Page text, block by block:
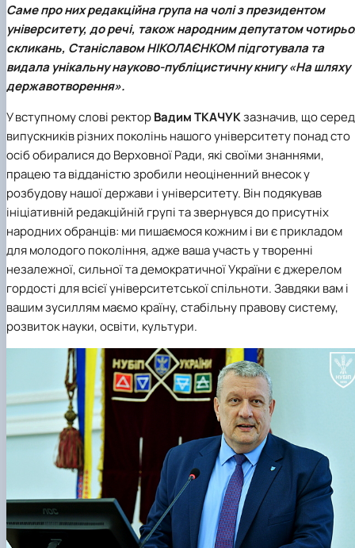
Іноземні мови
Працевлаштування
Їдальні та буфети
Студентські квитки
Центр вивчення мов
Психологічна підтримка
Інклюзивне середовище
Рада молодих вчених
Наукові школи
Стартап школа НУБіП України
Методичні рекомендації, пам'ятки
Форми документів
Патентно-ліцензійна діяльність
ЦКНО «Агропромисловий комплекс, лісове і
садово-паркове господарство, ветеринарна
медицина»
Обладнання НУБіП України
Біоетична комісія
Наукові видання
Досліднику та автору
Звіт про проведення НТЗ
Наукові журнали НУБіП України
Наукові журнали НУБіП України (English)
Пам'ятка про проведення науково-
заходів
Порядок планування та організації
проведення НТЗ
Результати науково-технічних заходів
Монографії
Наука для бізнесу
Каталог наукових послуг
«SEB-2024»
«SEB-2025»
Наглядова рада
Рада роботодавців
Благодійний фонд «Голосіївська ініціатива
2020»
Історія університету
Видатні випускники та працівники
Звіт ректора
Пам'яті захисників України
Почесні доктори і професори НУБіП України
Пресслужба
Університетський кур'єр
Вибори ректора
Програма розвитку університету
ініціатива – 2025»
Доступ до публічної інформації
Державні закупівлі
Офіційна символіка
Антикорупційні заходи
Уповноважена особа з питань запобігання
виявлення корупції
Положення про антикорупційного
уповноваженого НУБіП України
Національні нормативно-правові акти
Нормативно-правові акти НУБіП України
Інформаційні ресурси НАЗК
Методичні роз’яснення НАЗК
Антикорупційні заходи
Гендерна радниця
Контактна інформація
Саме про них редакційна група на чолі з президентом
університету, до речі, також народним депутатом
скликань, Станіславом НІКОЛАЄНКОМпідготувала та
видала унікальну науково-публіцистичну книгу «На шляху
державотворення».
У вступному слові ректорВадим ТКАЧУКзазначив, що серед
випускників різних поколінь нашого університету понад сто
осіб обиралися до Верховної Ради, які своїми знаннями,
працею та відданістю зробили неоціненний внесок у
розбудову нашої держави і університету. Він подякував
ініціативній редакційній групі та звернувся до присутніх
народних обранців: ми пишаємося кожним і ви є прикладом
для молодого покоління, адже ваша участь у творенні
незалежної, сильної та демократичної України є джерелом
гордості для всієї університетської спільноти. Завдяки вам і
вашим зусиллям маємо країну, стабільну правову систему,
розвиток науки, освіти, культури.